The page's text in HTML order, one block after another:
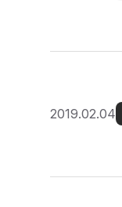
2019.02.04